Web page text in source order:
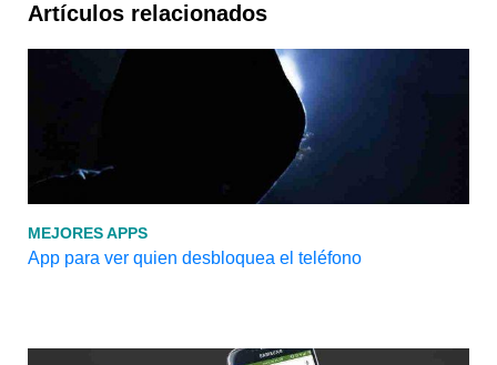
Artículos relacionados
MEJORES APPS
App para ver quien desbloquea el teléfono